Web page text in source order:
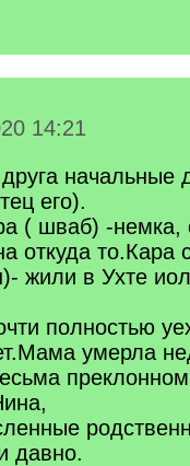
14:21
начальные
его).
( шваб) -немка,
откуда то.Кара
жили в Ухте
полностью
умерла
давно.